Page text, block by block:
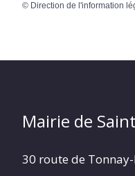
© Direction de l'information
Mairie de
30 route de